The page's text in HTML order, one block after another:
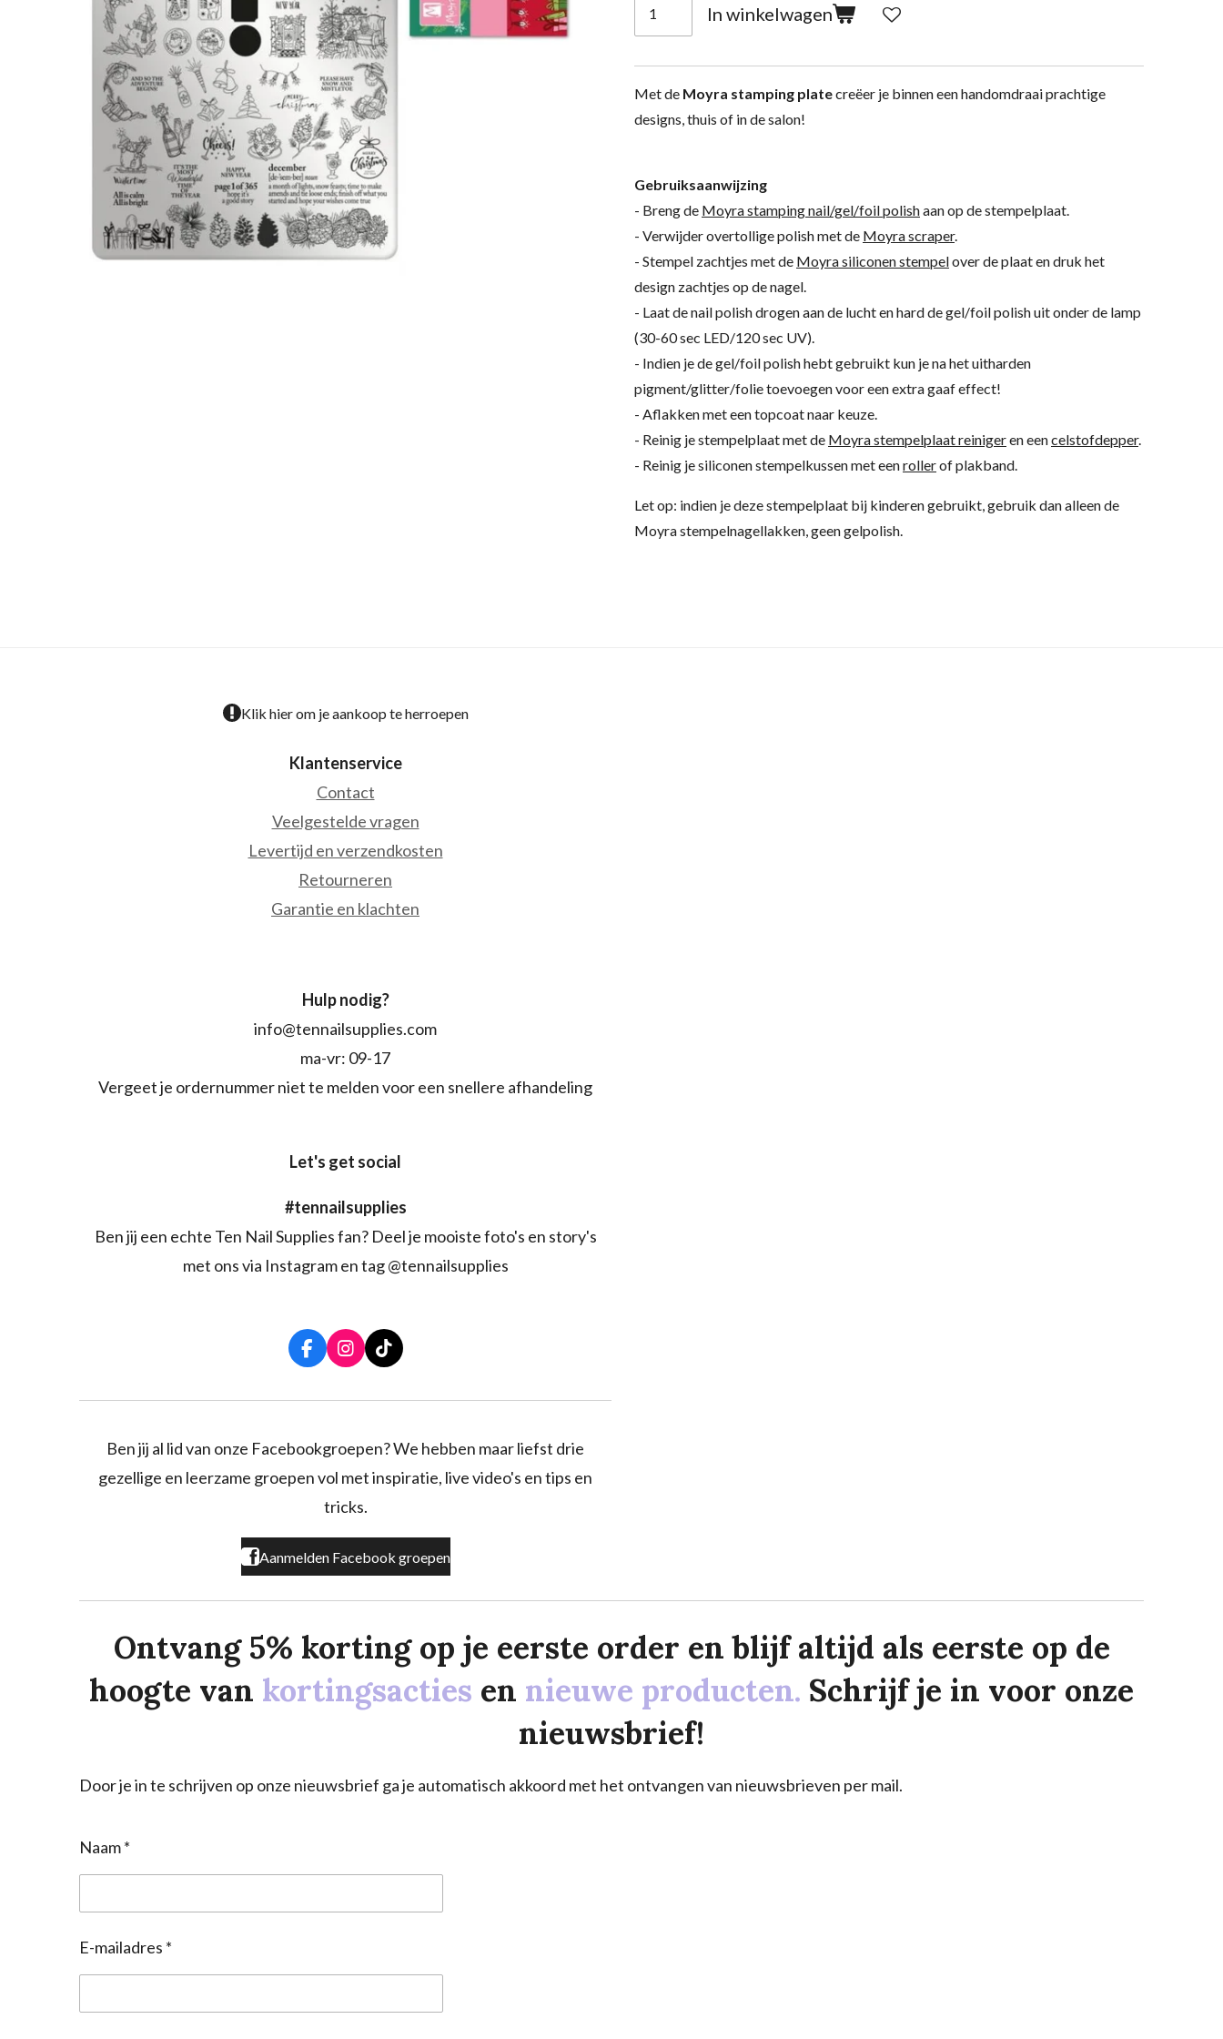
In winkelwagen
Met de Moyra stamping platecreëer je binnen een handomdraai prachtige
designs, thuis of in de salon!
Gebruiksaanwijzing
- Breng de Moyra stamping nail/gel/foil polishaan op de stempelplaat.
- Verwijder overtollige polish met de Moyra scraper.
- Stempel zachtjes met de Moyra siliconen stempelover de plaat en druk het
design zachtjes op de nagel.
- Laat de nail polish drogen aan de lucht en hard de gel/foil polish uit onder de lamp
(30-60 sec LED/120 sec UV).
- Indien je de gel/foil polish hebt gebruikt kun je na het uitharden
pigment/glitter/folie toevoegen voor een extra gaaf effect!
- Aflakken met een topcoat naar keuze.
- Reinig je stempelplaat met de Moyra stempelplaat reinigeren eencelstofdepper.
- Reinig je siliconen stempelkussen met eenrollerof plakband.
Let op: indien je deze stempelplaat bij kinderen gebruikt, gebruik dan alleen de
Moyra stempelnagellakken, geen gelpolish.
Klik hier om je aankoop te herroepen
Klantenservice
Contact
Veelgestelde vragen
Levertijd en verzendkosten
Retourneren
Garantie en klachten
Hulp nodig?
info@tennailsupplies.com
ma-vr: 09-17
Vergeet je ordernummer niet te melden voor een snellere afhandeling
Let's get social
#tennailsupplies
Ben jij een echte Ten Nail Supplies fan? Deel je mooiste foto's en story's
met ons via Instagram en tag @tennailsupplies
F
a
o
k
I
n
r
a
T
i
k
Ben jij al lid van onze Facebookgroepen? We hebben maar liefst drie
gezellige en leerzame groepen vol met inspiratie, live video's en tips en
tricks.
Aanmelden Facebook groepen
Ontvang 5% korting op je eerste order en blijf altijd als eerste op de
hoogte van kortingsacties en nieuwe producten. Schrijf je in voor onze
nieuwsbrief!
Door je in te schrijven op onze nieuwsbrief ga je automatisch akkoord met het ontvangen van nieuwsbrieven per mail.
Naam *
E-mailadres *